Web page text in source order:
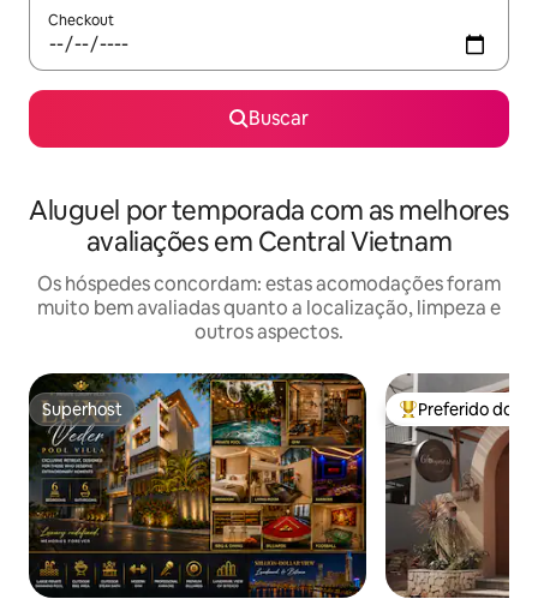
Checkout
Buscar
Aluguel por temporada com as melhores
avaliações em Central Vietnam
Os hóspedes concordam: estas acomodações foram
muito bem avaliadas quanto a localização, limpeza e
outros aspectos.
Superhost
Superhost Entre os
Preferido dos